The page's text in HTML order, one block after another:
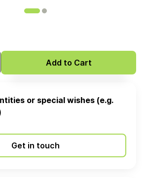
Add to Cart
or special wishes (e.g.
Get in touch